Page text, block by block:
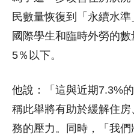
民數量恢復到「永續水
國際學生和臨時外勞的
5％以下。
他說：「這與近期7.3%
稱此舉將有助於緩解住
務的壓力。同時，「我